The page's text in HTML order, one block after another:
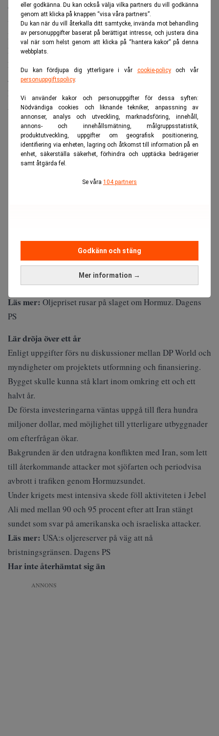
eller godkänna. Du kan också välja vilka partners du vill godkänna
genom att klicka på knappen “visa våra partners”.
Du kan när du vill återkalla ditt samtycke, invända mot behandling
av personuppgifter baserat på berättigat intresse, och justera dina
val när som helst genom att klicka på “hantera kakor” på denna
webbplats.
Du kan fördjupa dig ytterligare i vår cookie-policyoch vår
personuppgiftspolicy.
Vi använder kakor och personuppgifter för dessa syften:
Nödvändiga cookies och liknande tekniker, anpassning av
annonser, analys och utveckling, marknadsföring, innehåll,
annons- och innehållsmätning, målgruppsstatistik,
produktutveckling, uppgifter om geografisk positionering,
identifiering via enheten, lagring och åtkomst till information på en
enhet, säkerställa säkerhet, förhindra och upptäcka bedrägerier
samt åtgärda fel.
Se våra 104 partners
Mer information →
Godkänn och stäng
Gulfregionen utan att behöva passera det strategiskt
viktiga Hormuzsundet.
Projektet innebär en betydande förändring för Dubai, vars
hamn Jebel Ali under flera decennier varit navet i emiratets
handel och logistik.
Jebel Ali är Mellanösterns största containerhamn och
hanterade 15,6 miljoner tjugofotscontainrar under förra
året.
ANNONS
Läs mer: Oljepriset rusar på slaget om Hormuz. Dagens
PS
Lär dröja över ett år
Enligt uppgifter förs nu diskussioner mellan DP World och
myndigheter om projektets utformning och finansiering.
Bygget skulle kunna stå klart inom omkring ett och ett
halvt år.
De första investeringarna väntas uppgå till flera hundra
miljoner dollar, med möjlighet till ytterligare utbyggnader
om efterfrågan ökar.
Bakgrunden är den utdragna konflikten med Iran, som lett
till återkommande attacker mot sjöfarten och periodvisa
avbrott i trafiken genom Hormuzsundet.
Under krigets mest intensiva skede föll aktiviteten i Jebel
Ali med mellan 90 och 95 procent efter att Iran stängt
sundet som svar på amerikanska och israeliska attacker.
Läs mer: USA:s oljereserver på väg att nå
bristningsgränsen. Dagens PS
Har inte återhämtat sig än
ANNONS